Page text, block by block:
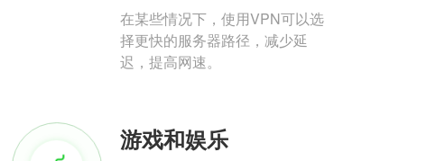
在某些情况下，使用VPN可以选
择更快的服务器路径，减少延
迟，提高网速。
游戏和娱乐